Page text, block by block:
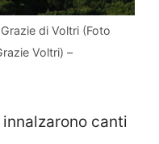
di Voltri (Foto
Voltri) –
canti